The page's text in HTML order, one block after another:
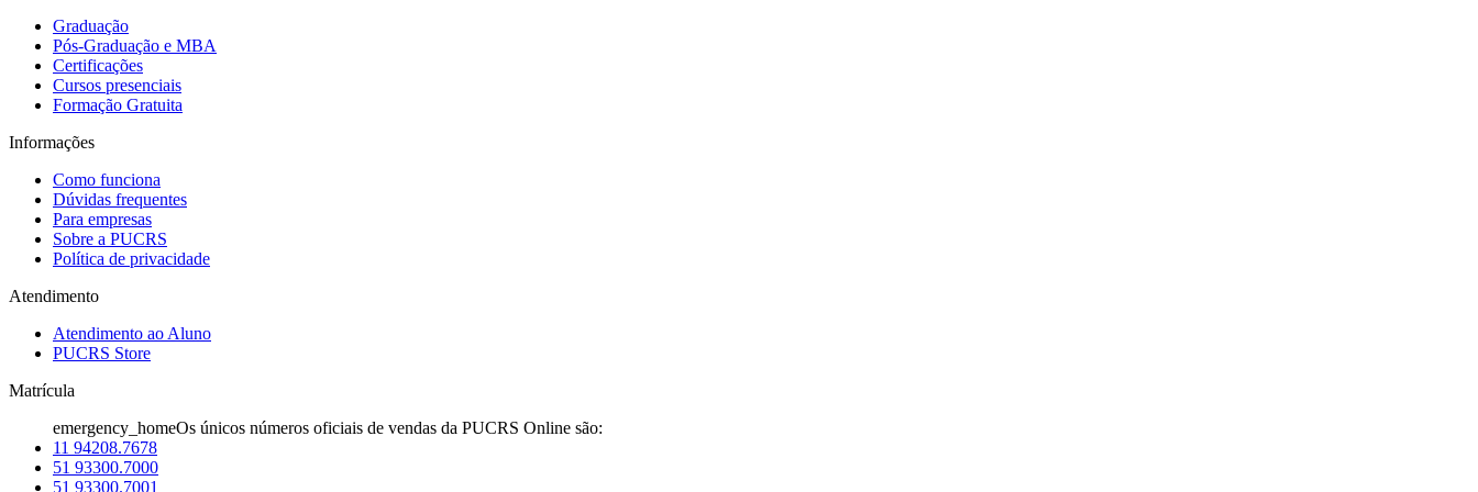
Graduação
Pós-Graduação e MBA
Certificações
Cursos presenciais
Formação Gratuita
Informações
Como funciona
Dúvidas frequentes
Para empresas
Sobre a PUCRS
Política de privacidade
Atendimento
Atendimento ao Aluno
PUCRS Store
Matrícula
emergency_homeOs únicos números oficiais de vendas da PUCRS Online são:
11 94208.7678
51 93300.7000
51 93300.7001